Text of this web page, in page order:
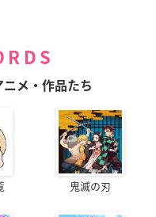
メ・作品たち
鬼滅の刃